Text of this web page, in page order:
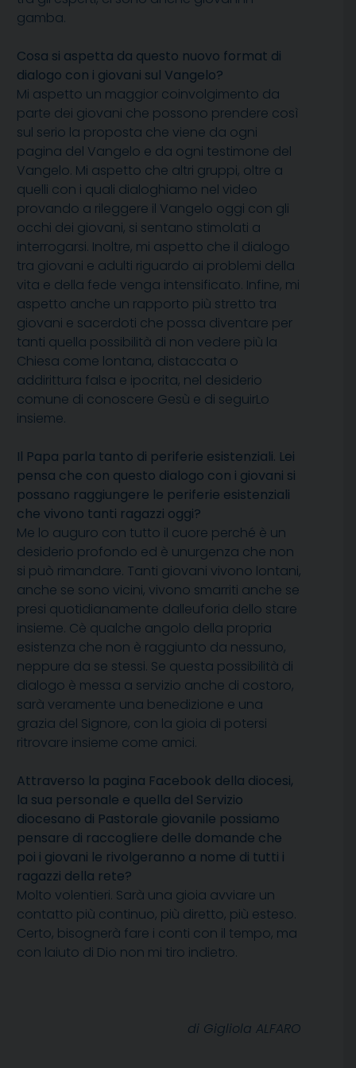
gamba.
Cosa si aspetta da questo nuovo format di
dialogo con i giovani sul Vangelo?
Mi aspetto un maggior coinvolgimento da
parte dei giovani che possono prendere così
sul serio la proposta che viene da ogni
pagina del Vangelo e da ogni testimone del
Vangelo. Mi aspetto che altri gruppi, oltre a
quelli con i quali dialoghiamo nel video
provando a rileggere il Vangelo oggi con gli
occhi dei giovani, si sentano stimolati a
interrogarsi. Inoltre, mi aspetto che il dialogo
tra giovani e adulti riguardo ai problemi della
vita e della fede venga intensificato. Infine, mi
aspetto anche un rapporto più stretto tra
giovani e sacerdoti che possa diventare per
tanti quella possibilità di non vedere più la
Chiesa come lontana, distaccata o
addirittura falsa e ipocrita, nel desiderio
comune di conoscere Gesù e di seguirLo
insieme.
Il Papa parla tanto di periferie esistenziali. Lei
pensa che con questo dialogo con i giovani si
possano raggiungere le periferie esistenziali
che vivono tanti ragazzi oggi?
Me lo auguro con tutto il cuore perché è un
desiderio profondo ed è unurgenza che non
si può rimandare. Tanti giovani vivono lontani,
anche se sono vicini, vivono smarriti anche se
presi quotidianamente dalleuforia dello stare
insieme. Cè qualche angolo della propria
esistenza che non è raggiunto da nessuno,
neppure da se stessi. Se questa possibilità di
dialogo è messa a servizio anche di costoro,
sarà veramente una benedizione e una
grazia del Signore, con la gioia di potersi
ritrovare insieme come amici.
Attraverso la pagina Facebook della diocesi,
la sua personale e quella del Servizio
diocesano di Pastorale giovanile possiamo
pensare di raccogliere delle domande che
poi i giovani le rivolgeranno a nome di tutti i
ragazzi della rete?
Molto volentieri. Sarà una gioia avviare un
contatto più continuo, più diretto, più esteso.
Certo, bisognerà fare i conti con il tempo, ma
con laiuto di Dio non mi tiro indietro.
di Gigliola ALFARO